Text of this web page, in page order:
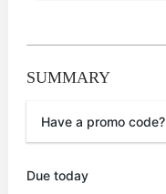
SUMMARY
Have a promo code?
Due today